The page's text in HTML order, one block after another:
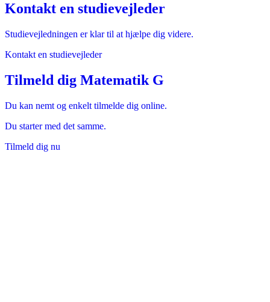
Kontakt en studievejleder
Studievejledningen er klar til at hjælpe dig videre.
Kontakt en studievejleder
Tilmeld dig Matematik G
Du kan nemt og enkelt tilmelde dig online.
Du starter med det samme.
Tilmeld dig nu